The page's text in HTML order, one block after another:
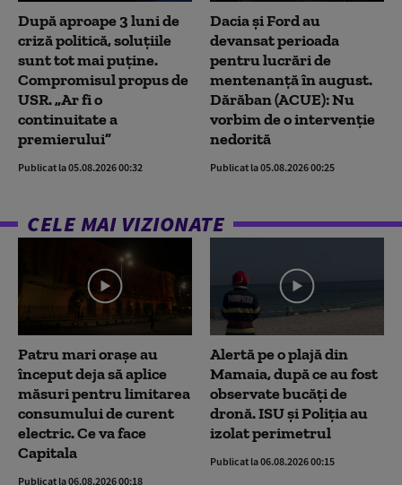
După aproape 3 luni de
criză politică, soluțiile
sunt tot mai puține.
Compromisul propus de
USR. „Ar fi o
continuitate a
premierului”
Publicat la 05.08.2026 00:32
Dacia și Ford au
devansat perioada
pentru lucrări de
mentenanță în august.
Dărăban (ACUE): Nu
vorbim de o intervenție
nedorită
Publicat la 05.08.2026 00:25
CELE MAI VIZIONATE
Patru mari orașe au
început deja să aplice
măsuri pentru limitarea
consumului de curent
electric. Ce va face
Capitala
Publicat la 06.08.2026 00:18
Alertă pe o plajă din
Mamaia, după ce au fost
observate bucăți de
dronă. ISU și Poliția au
izolat perimetrul
Publicat la 06.08.2026 00:15